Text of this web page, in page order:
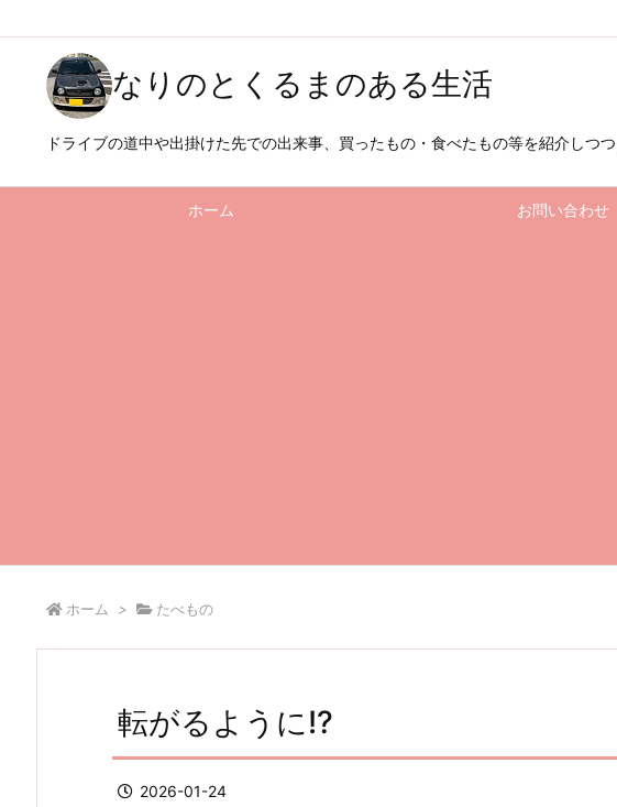
なりのとくるまのある生活
ドライブの道中や出掛けた先での出来事、買ったもの・食べたもの等を紹介しつ
ホーム お問い合わせ
ホーム > たべもの
転がるように!?
2026-01-24